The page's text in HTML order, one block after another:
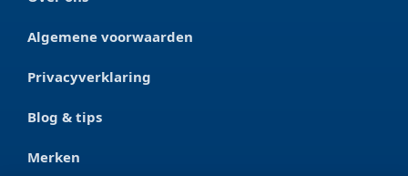
Algemene voorwaarden
Privacyverklaring
Blog & tips
Merken